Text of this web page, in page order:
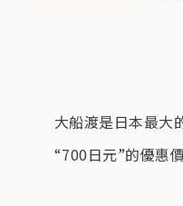
大船渡是日本最大
“700日元”的優惠